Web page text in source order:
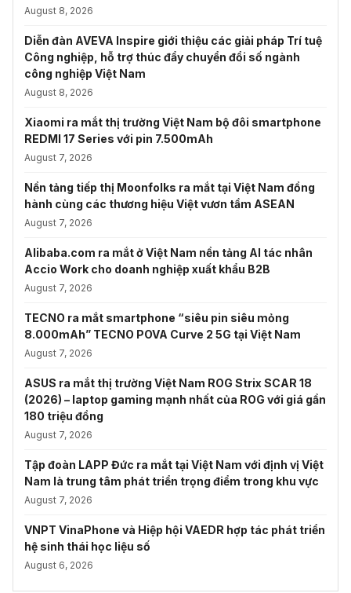
August 8, 2026
Diễn đàn AVEVA Inspire giới thiệu các giải pháp Trí tuệ
Công nghiệp, hỗ trợ thúc đẩy chuyển đổi số ngành
công nghiệp Việt Nam
August 8, 2026
Xiaomi ra mắt thị trường Việt Nam bộ đôi smartphone
REDMI 17 Series với pin 7.500mAh
August 7, 2026
Nền tảng tiếp thị Moonfolks ra mắt tại Việt Nam đồng
hành cùng các thương hiệu Việt vươn tầm ASEAN
August 7, 2026
Alibaba.com ra mắt ở Việt Nam nền tảng AI tác nhân
Accio Work cho doanh nghiệp xuất khẩu B2B
August 7, 2026
TECNO ra mắt smartphone “siêu pin siêu mỏng
8.000mAh” TECNO POVA Curve 2 5G tại Việt Nam
August 7, 2026
ASUS ra mắt thị trường Việt Nam ROG Strix SCAR 18
(2026) – laptop gaming mạnh nhất của ROG với giá gần
180 triệu đồng
August 7, 2026
Tập đoàn LAPP Đức ra mắt tại Việt Nam với định vị Việt
Nam là trung tâm phát triển trọng điểm trong khu vực
August 7, 2026
VNPT VinaPhone và Hiệp hội VAEDR hợp tác phát triển
hệ sinh thái học liệu số
August 6, 2026